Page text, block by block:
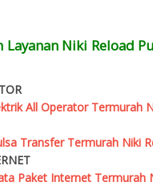
Niki Reload
All Operator Termurah
Transfer Termurah Niki
Paket Internet Termurah